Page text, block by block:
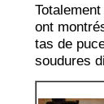
ont
tas de
soudures